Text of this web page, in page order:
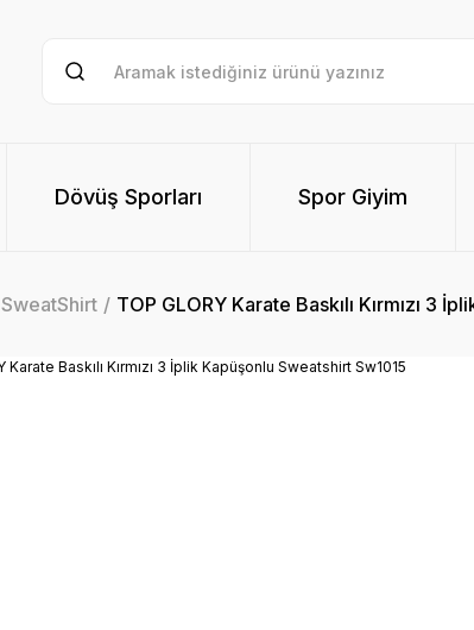
Dövüş Sporları Spor Giyim
SweatShirt TOP GLORY Karate Baskılı Kırmızı 3